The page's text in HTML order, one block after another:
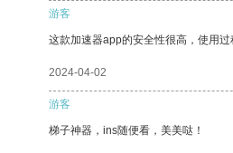
游客
这款加速器app的安全性很高，使用过
2024-04-02
游客
梯子神器，ins随便看，美美哒！